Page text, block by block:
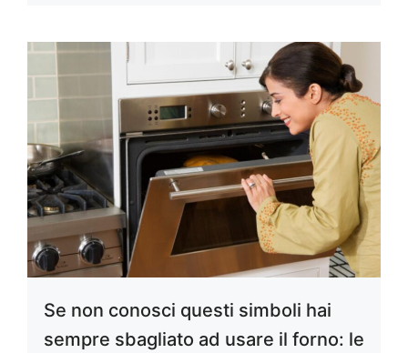
Se non conosci questi simboli hai
sempre sbagliato ad usare il forno: le